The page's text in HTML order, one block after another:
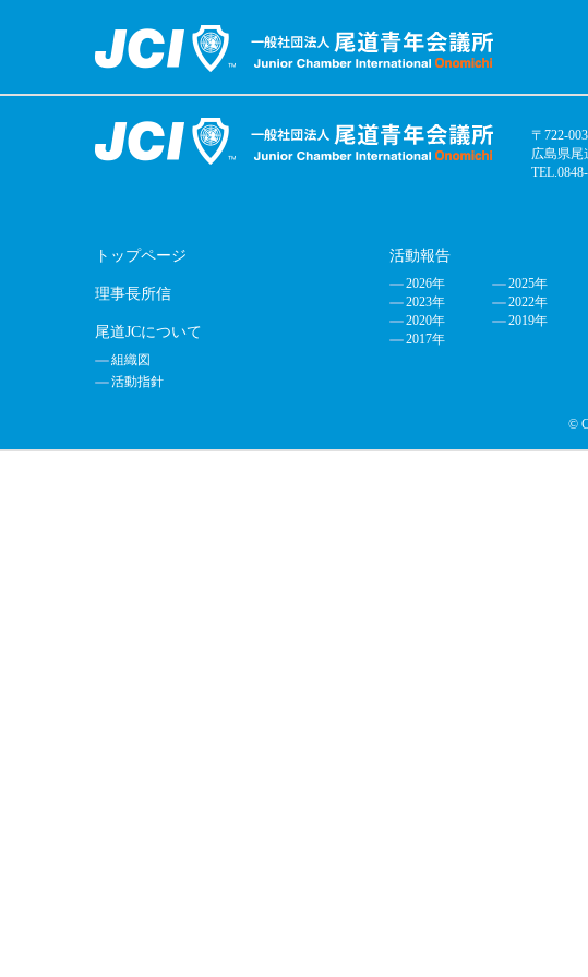
〒722-
広島県
トップページ
理事長所信
尾道JCについて
組織図
活動指針
活動報告
2026年 2025年
2023年
2022年
2020年
2019年
2017年
©